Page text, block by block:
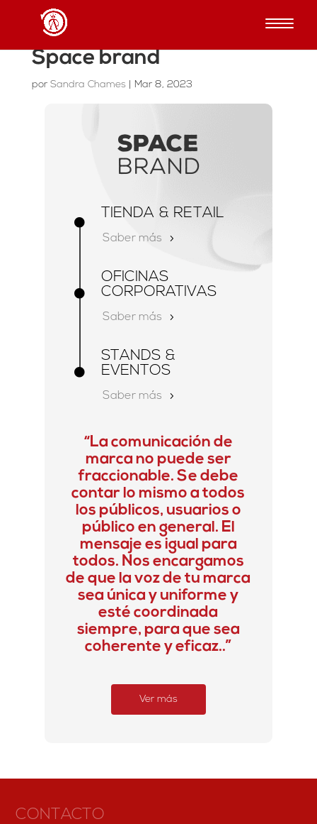
Space brand
por Sandra Chames Mar 8, 2023
space
brand

TIENDA & RETAIL
Saber más

OFICINAS
CORPORATIVAS
Saber más

STANDS &
EVENTOS
Saber más
“La comunicación de
marca no puede ser
fraccionable. Se debe
contar lo mismo a todos
los públicos, usuarios o
público en general. El
mensaje es igual para
todos. Nos encargamos
de que la voz de tu marca
sea única y uniforme y
esté coordinada
siempre, para que sea
coherente y eficaz..”
Ver más
CONTACTO